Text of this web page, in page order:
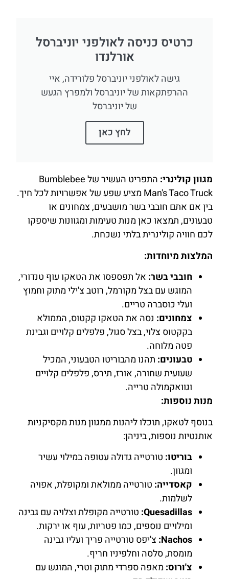
כרטיס כניסה לאולפני יוניברסל
אורלנדו
גישה לאולפני יוניברסל פלורידה, איי
ההרפתקאות של יוניברסל ולמפרץ הגעש
של יוניברסל
לחץ כאן
מגוון קולינרי:
התפריט העשיר של Bumblebee
Man's Taco Truck מציע שפע של אפשרויות לכל חיך.
בין אם אתם חובבי בשר מושבעים, צמחונים או
טבעונים, תמצאו כאן מנות טעימות ומגוונות שיספקו
לכם חוויה קולינרית בלתי נשכחת.
המלצות מיוחדות:
חובבי בשר: אל תפספסו את הטאקו עוף טנדורי,
המוגש עם בצל מקורמל, רוטב צ'ילי מתוק וחמוץ
ועלי כוסברה טריים.
צמחונים: נסה את הטאקו קקטוס, הממולא
בקקטוס צלוי, בצל סגול, פלפלים קלויים וגבינת
פטה מלוחה.
טבעונים: תהנו מהבוריטו הטבעוני, המכיל
שעועית שחורה, אורז, תירס, פלפלים קלויים
וגוואקמולה טרייה.
מנות נוספות:
בנוסף לטאקו, תוכלו ליהנות ממגוון מנות מקסיקניות
אותנטיות נוספות, ביניהן:
בוריטו: טורטייה גדולה עטופה במילוי עשיר
ומגוון.
קאסדייה: טורטייה ממולאת ומקופלת, אפויה
לשלמות.
Quesadillas: טורטייה מקופלת וצלויה עם גבינה
ומילויים נוספים, כמו פטריות, עוף או ירקות.
Nachos: צ'יפס טורטייה פריך ועליו גבינה
מומסת, סלסה וחלפיניו חריף.
צ'ורוס: מאפה ספרדי מתוק וטרי, המוגש עם